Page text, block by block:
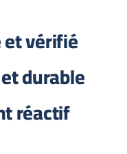
vérifié
durable
réactif